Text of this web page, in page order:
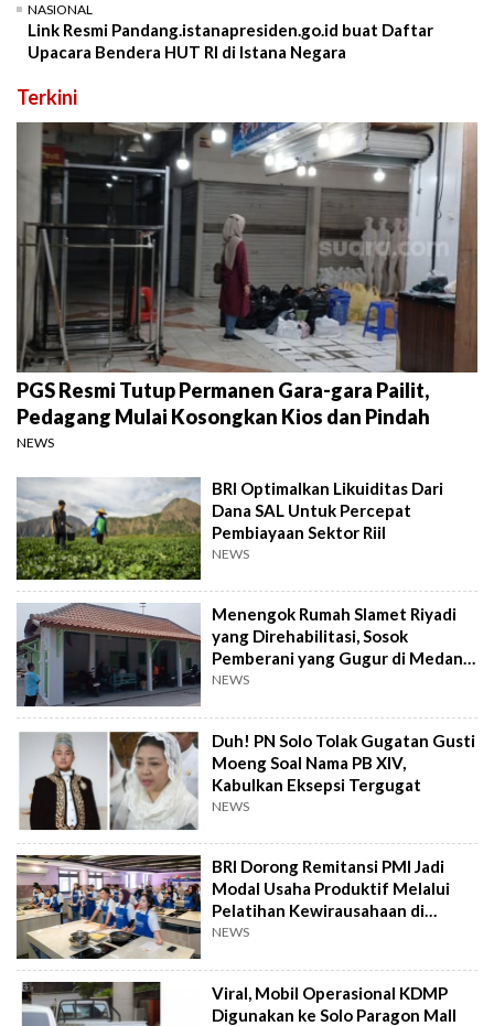
NASIONAL
Link Resmi Pandang.istanapresiden.go.id buat Daftar
Upacara Bendera HUT RI di Istana Negara
Terkini
PGS Resmi Tutup Permanen Gara-gara Pailit,
Pedagang Mulai Kosongkan Kios dan Pindah
NEWS
BRI Optimalkan Likuiditas Dari
Dana SAL Untuk Percepat
Pembiayaan Sektor Riil
NEWS
Menengok Rumah Slamet Riyadi
yang Direhabilitasi, Sosok
Pemberani yang Gugur di Medan
Perang
NEWS
Duh! PN Solo Tolak Gugatan Gusti
Moeng Soal Nama PB XIV,
Kabulkan Eksepsi Tergugat
NEWS
BRI Dorong Remitansi PMI Jadi
Modal Usaha Produktif Melalui
Pelatihan Kewirausahaan di
Taiwan
NEWS
Viral, Mobil Operasional KDMP
Digunakan ke Solo Paragon Mall